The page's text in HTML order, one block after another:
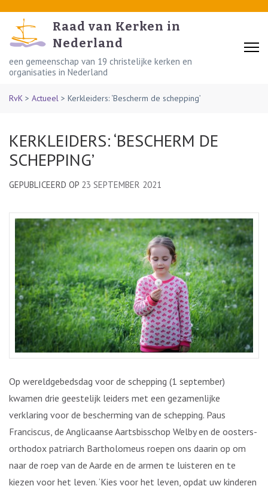
content
(Press
Enter)
Raad van Kerken in
Nederland
een gemeenschap van 19 christelijke kerken en
organisaties in Nederland
RvK > Actueel > Kerkleiders: ‘Bescherm de schepping’
KERKLEIDERS: ‘BESCHERM DE
SCHEPPING’
GEPUBLICEERD OP 23 SEPTEMBER 2021
Op wereldgebedsdag voor de schepping (1 september)
kwamen drie geestelijk leiders met een gezamenlijke
verklaring voor de bescherming van de schepping. Paus
Franciscus, de Anglicaanse Aartsbisschop Welby en de oosters-
orthodox patriarch Bartholomeus roepen ons daarin op om
naar de roep van de Aarde en de armen te luisteren en te
kiezen voor het leven. ‘Kies voor het leven, opdat uw kinderen